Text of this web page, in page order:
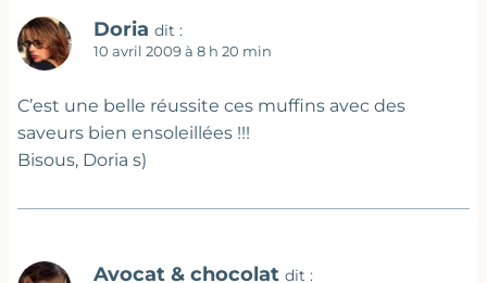
Doria dit :
10 avril 2009 à 8 h 20 min
C’est une belle réussite ces muffins avec des
saveurs bien ensoleillées !!!
Bisous, Doria s)
Avocat & chocolat dit :